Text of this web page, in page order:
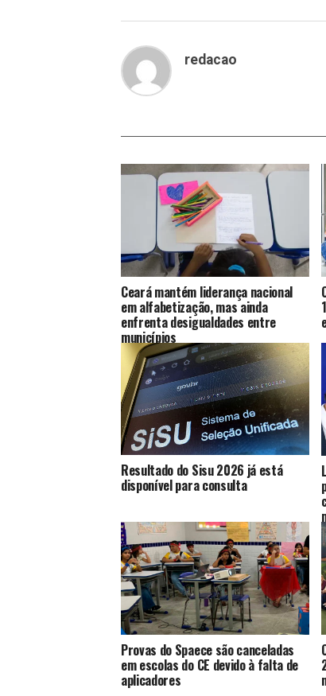
redacao
Ceará mantém liderança nacional
em alfabetização, mas ainda
enfrenta desigualdades entre
municípios
Resultado do Sisu 2026 já está
disponível para consulta
Provas do Spaece são canceladas
em escolas do CE devido à falta de
aplicadores